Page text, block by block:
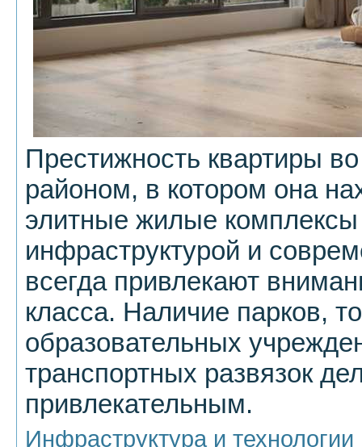
Престижность квартиры
районом, в котором она
элитные жилые комплексы
инфраструктурой и
всегда привлекают
класса. Наличие парков,
образовательных
транспортных развязок
привлекательным.
Инфраструктура и технологии